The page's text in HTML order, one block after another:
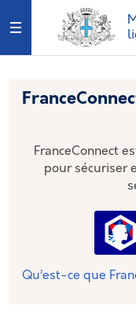
Ouvrir le menu
FranceConnect
pour sécuriser
Qu’est-ce que